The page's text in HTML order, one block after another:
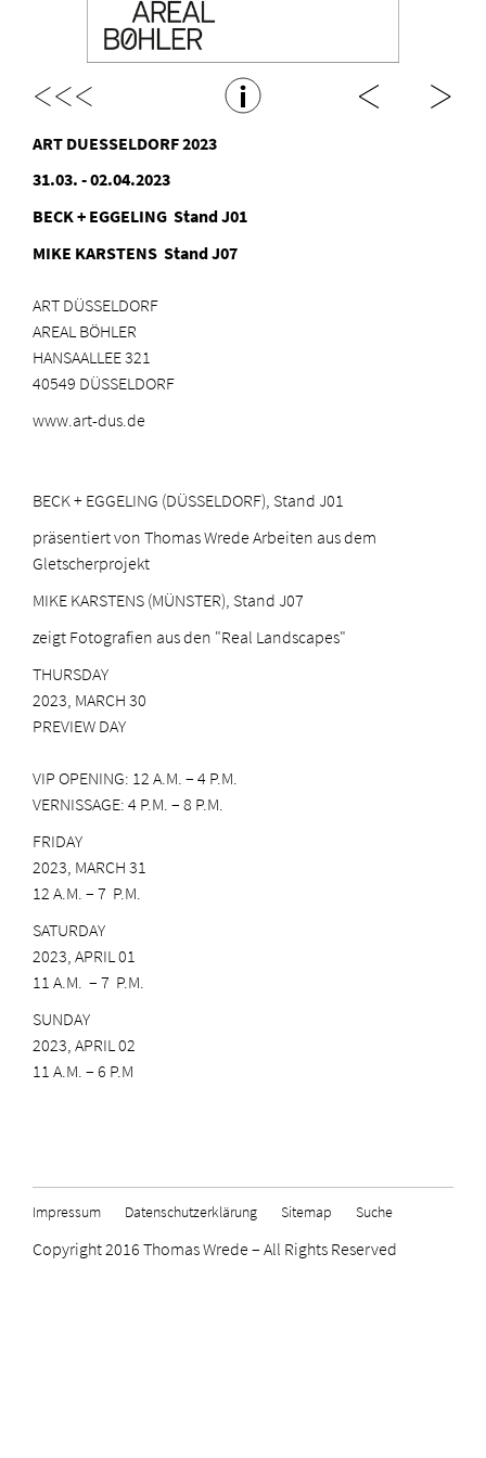
<<<
ART DUESSELDORF 2023
31.03. - 02.04.2023
BECK + EGGELING Stand J01
MIKE KARSTENS Stand J07
ART DÜSSELDORF
AREAL BÖHLER
HANSAALLEE 321
40549 DÜSSELDORF
www.art-dus.de
BECK + EGGELING (DÜSSELDORF), Stand J01
präsentiert von Thomas Wrede Arbeiten aus dem
Gletscherprojekt
MIKE KARSTENS (MÜNSTER), Stand J07
zeigt Fotografien aus den "Real Landscapes"
THURSDAY
2023, MARCH 30
PREVIEW DAY
VIP OPENING: 12 A.M. – 4 P.M.
VERNISSAGE: 4 P.M. – 8 P.M.
FRIDAY
2023, MARCH 31
12 A.M. – 7 P.M.
SATURDAY
2023, APRIL 01
11 A.M. – 7 P.M.
SUNDAY
2023, APRIL 02
11 A.M. – 6 P.M
Impressum Datenschutzerklärung Sitemap Suche
Copyright 2016 Thomas Wrede – All Rights Reserved